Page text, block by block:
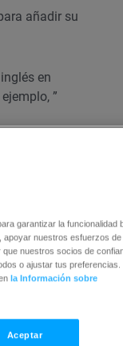
añadir su
en
”
el
entre los
fecha, fecha y
garantizar la funcionalidad
apoyar nuestros esfuerzos de
que nuestros socios de
o ajustar tus preferencias.
la Información sobre
Aceptar